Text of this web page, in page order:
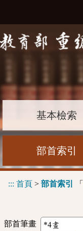
基本檢索
部首索引
::: 首頁 > 部首索引 「
部首筆畫